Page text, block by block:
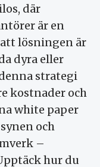
där
är en
lösningen är
dyra eller
strategi
kostnader och
white paper
och
–
hur du